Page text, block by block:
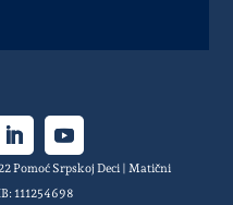
Pomoć Srpskoj Deci | Matični
111254698